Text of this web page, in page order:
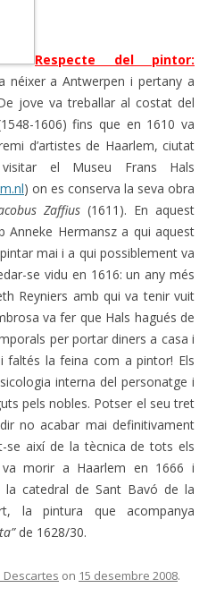
Respecte del pintor:
néixer a Antwerpen i pertany a
jove va treballar al costat del
1606) fins que en 1610 va
d’artistes de Haarlem, ciutat
el Museu Frans Hals
) on es conserva la seva obra
Zaffius(1611). En aquest
Anneke Hermansz a qui aquest
mai i a qui possiblement va
se vidu en 1616: un any més
Reyniers amb qui va tenir vuit
va fer que Hals hagués de
per portar diners a casa i
faltés la feina com a pintor! Els
interna del personatge i
pels nobles. Potser el seu tret
no acabar mai definitivament
se així de la tècnica de tots els
va morir a Haarlem en 1666 i
catedral de Sant Bavó de la
la pintura que acompanya
de 1628/30.
Descartes on 15 desembre 2008.